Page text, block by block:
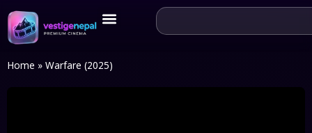
Home » Warfare (2025)